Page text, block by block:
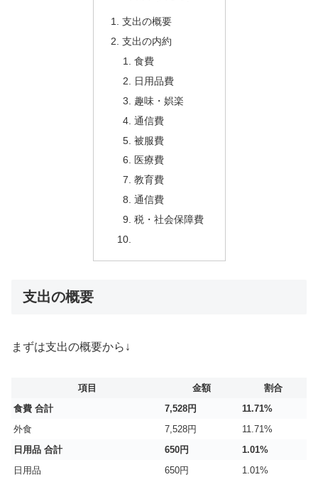
支出の概要
支出の内約
食費
日用品費
趣味・娯楽
通信費
被服費
医療費
教育費
通信費
税・社会保障費
支出の概要
まずは支出の概要から↓
項目 金額
割合
食費 合計
7,528円
11.71%
外食
7,528円
11.71%
日用品 合計
650円
1.01%
日用品
650円
1.01%